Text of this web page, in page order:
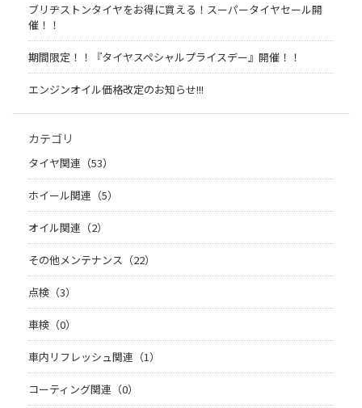
ブリヂストンタイヤをお得に買える！スーパータイヤセール開
催！！
期間限定！！『タイヤスペシャルプライスデー』開催！！
エンジンオイル価格改定のお知らせ!!!
カテゴリ
タイヤ関連（53）
ホイール関連（5）
オイル関連（2）
その他メンテナンス（22）
点検（3）
車検（0）
車内リフレッシュ関連（1）
コーティング関連（0）